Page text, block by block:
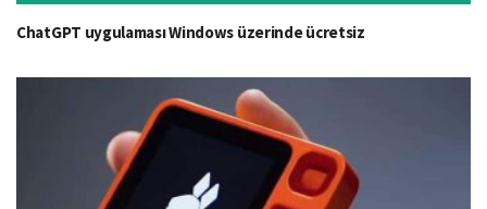
ChatGPT uygulaması Windows üzerinde ücretsiz